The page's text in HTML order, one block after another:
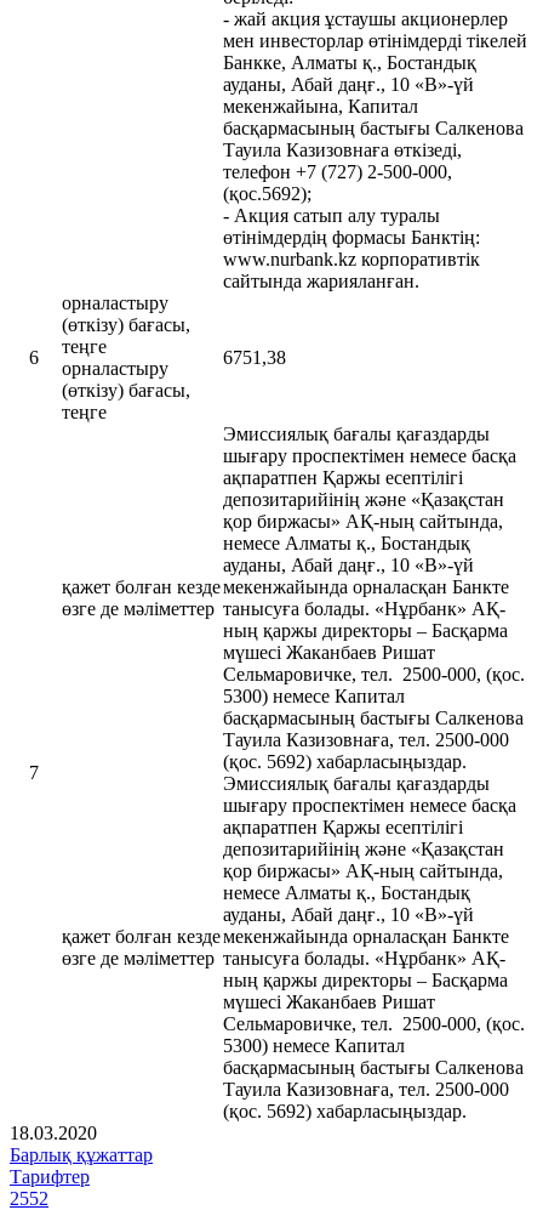
- жай акция ұстаушы акционерлер
мен инвесторлар өтінімдерді тікелей
Банкке, Алматы қ., Бостандық
ауданы, Абай даңғ., 10 «В»-үй
мекенжайына, Капитал
басқармасының бастығы Салкенова
Тауила Казизовнаға өткізеді,
телефон +7 (727) 2-500-000,
(қос.5692);
- Акция сатып алу туралы
өтінімдердің формасы Банктің:
www.nurbank.kz корпоративтік
сайтында жарияланған.
6
орналастыру
(өткізу) бағасы,
теңге
6751,38
орналастыру
(өткізу) бағасы,
теңге
7
қажет болған кезде
өзге де мәліметтер
Эмиссиялық бағалы қағаздарды
шығару проспектімен немесе басқа
ақпаратпен Қаржы есептілігі
депозитарийінің және «Қазақстан
қор биржасы» АҚ-ның сайтында,
немесе Алматы қ., Бостандық
ауданы, Абай даңғ., 10 «В»-үй
мекенжайында орналасқан Банкте
танысуға болады. «Нұрбанк» АҚ-
ның қаржы директоры – Басқарма
мүшесі Жаканбаев Ришат
Сельмаровичке, тел. 2500-000, (қос.
5300) немесе Капитал
басқармасының бастығы Салкенова
Тауила Казизовнаға, тел. 2500-000
(қос. 5692) хабарласыңыздар.
қажет болған кезде
өзге де мәліметтер
Эмиссиялық бағалы қағаздарды
шығару проспектімен немесе басқа
ақпаратпен Қаржы есептілігі
депозитарийінің және «Қазақстан
қор биржасы» АҚ-ның сайтында,
немесе Алматы қ., Бостандық
ауданы, Абай даңғ., 10 «В»-үй
мекенжайында орналасқан Банкте
танысуға болады. «Нұрбанк» АҚ-
ның қаржы директоры – Басқарма
мүшесі Жаканбаев Ришат
Сельмаровичке, тел. 2500-000, (қос.
5300) немесе Капитал
басқармасының бастығы Салкенова
Тауила Казизовнаға, тел. 2500-000
(қос. 5692) хабарласыңыздар.
18.03.2020
Барлық құжаттар
Тарифтер
2552